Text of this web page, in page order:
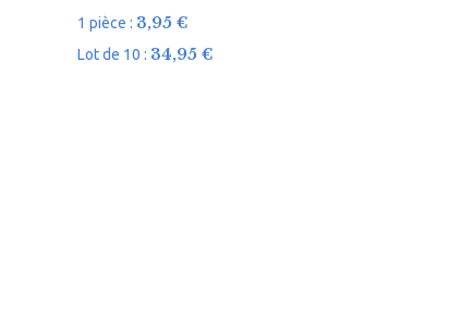
1 pièce : 3,95 €
Lot de 10 : 34,95 €